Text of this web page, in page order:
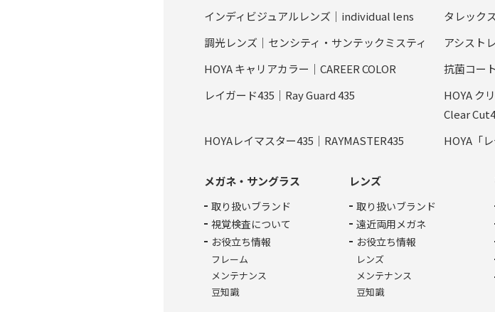
インディビジュアルレンズ｜individual lens タレック
調光レンズ｜センシティ・サンテックミスティ
アシスト
HOYA キャリアカラー｜CAREER COLOR
抗菌コー
レイガード435｜Ray Guard 435
HOYA ク
Clear
HOYAレイマスター435｜RAYMASTER435
HOYA「
メガネ・サングラス
取り扱いブランド
視覚検査について
お役立ち情報
フレーム
メンテナンス
豆知識
レンズ
取り扱いブランド
遠近両用メガネ
お役立ち情報
レンズ
メンテナンス
豆知識